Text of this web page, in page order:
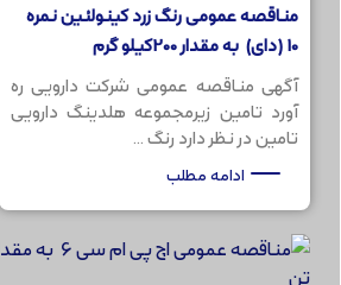
مناقصه عمومی رنگ زرد کینولئین نمره
10 (دای) به مقدار 200کیلو گرم
آگهی مناقصه عمومی شرکت دارویی ره
آورد تامین زیرمجموعه هلدینگ دارویی
تامین در نظر دارد رنگ ...
ادامه مطلب